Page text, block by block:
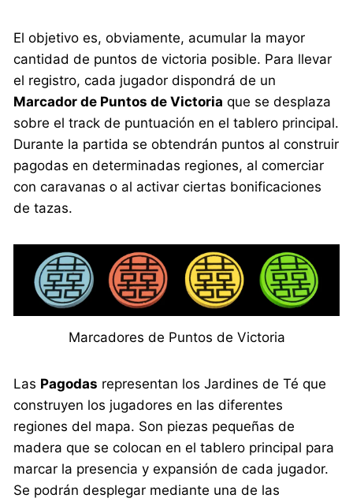
El objetivo es, obviamente, acumular la mayor
cantidad de puntos de victoria posible. Para llevar
el registro, cada jugador dispondrá de un
Marcador de Puntos de Victoria que se desplaza
sobre el track de puntuación en el tablero principal.
Durante la partida se obtendrán puntos al construir
pagodas en determinadas regiones, al comerciar
con caravanas o al activar ciertas bonificaciones
de tazas.
Marcadores de Puntos de Victoria
Las Pagodas representan los Jardines de Té que
construyen los jugadores en las diferentes
regiones del mapa. Son piezas pequeñas de
madera que se colocan en el tablero principal para
marcar la presencia y expansión de cada jugador.
Se podrán desplegar mediante una de las